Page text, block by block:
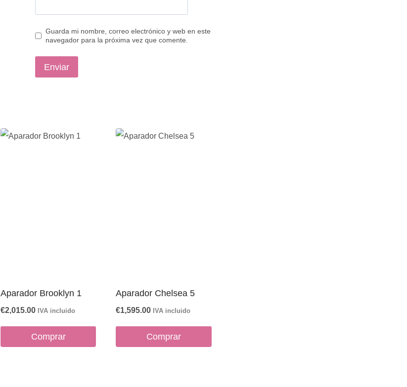
Guarda mi nombre, correo electrónico y web en este
navegador para la próxima vez que comente.
Aparador Brooklyn 1
€2,015.00 IVA incluido
Comprar
Aparador Chelsea 5
€1,595.00 IVA incluido
Comprar